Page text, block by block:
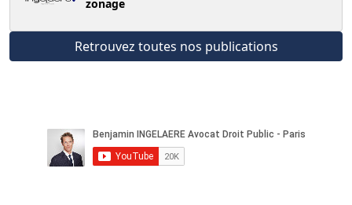
zonage
Retrouvez toutes nos publications